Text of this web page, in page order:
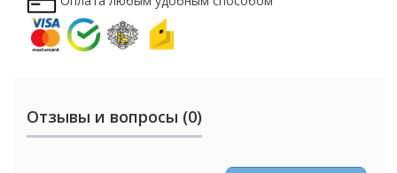
Отзывы и вопросы (0)